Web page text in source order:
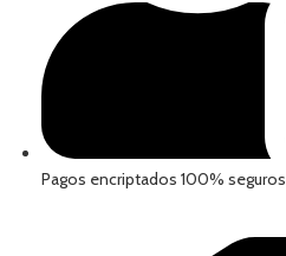
Pagos encriptados 100% seguros